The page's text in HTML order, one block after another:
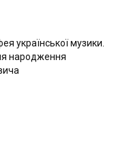
української музики.
народження